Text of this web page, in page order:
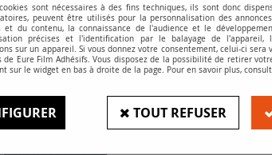
Soyez le
À partir de
Support de
Epaisseur 2
sont nécessaires à des fins techniques, ils sont donc
peuvent être utilisés pour la personnalisation des
et du contenu, la connaissance de l'audience et le
précises et l'identification par le balayage de l'appareil,
sur un appareil. Si vous donnez votre consentement, celui-ci sera
de Eure Film Adhésifs. Vous disposez de la possibilité de retirer
sur le widget en bas à droite de la page. Pour en savoir plus,
TOUT REFUSER